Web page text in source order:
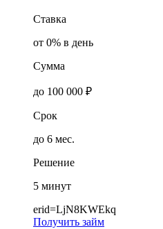
Ставка
от 0% в день
Сумма
до 100 000 ₽
Срок
до 6 мес.
Решение
5 минут
erid=LjN8KWEkq
Получить займ